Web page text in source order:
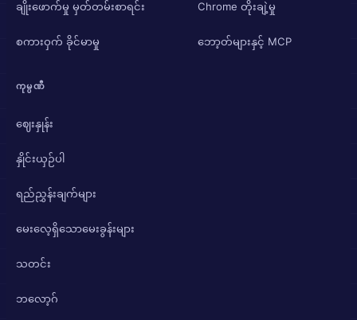
ချိုးဖောက်မှု မှတ်တမ်းစာရင်း
စကားဝှက် ခိုင်မာမှု
Chrome တိုးချဲ့မှု
ဘော့တ်များနှင့် MCP
ကုမ္ပဏီ
ဈေးနှုန်း
နှိုင်းယှဉ်ပါ
ရည်ညွှန်းချက်များ
မေးလေ့ရှိသောမေးခွန်းများ
သတင်း
ဘလော့ဂ်